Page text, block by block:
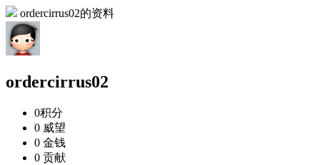
ordercirrus02的资料
ordercirrus02
0积分
0 威望
0 金钱
0 贡献